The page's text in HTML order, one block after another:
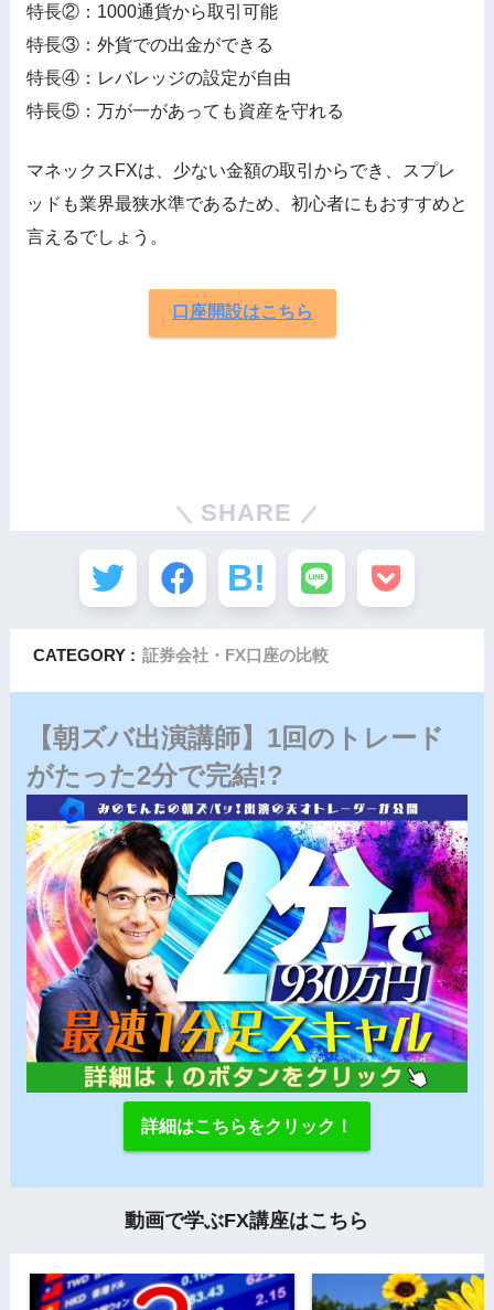
特長②：1000通貨から取引可能
特長③：外貨での出金ができる
特長④：レバレッジの設定が自由
特長⑤：万が一があっても資産を守れる
マネックスFXは、少ない金額の取引からでき、スプレ
ッドも業界最狭水準であるため、初心者にもおすすめと
言えるでしょう。
口座開設はこちら
SHARE
CATEGORY : 証券会社・FX口座の比較
【朝ズバ出演講師】1回のトレード
がたった2分で完結!?
詳細はこちらをクリック！